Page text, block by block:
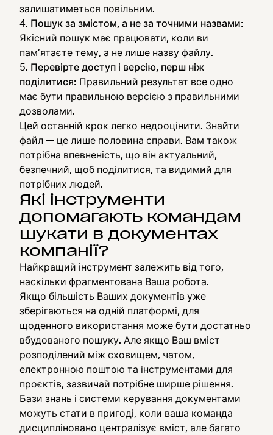
залишатиметься повільним.
Пошук за змістом, а не за точними назвами:
Якісний пошук має працювати, коли ви
пам’ятаєте тему, а не лише назву файлу.
Перевірте доступ і версію, перш ніж
поділитися: Правильний результат все одно
має бути правильною версією з правильними
дозволами.
Цей останній крок легко недооцінити. Знайти
файл — це лише половина справи. Вам також
потрібна впевненість, що він актуальний,
безпечний, щоб поділитися, та видимий для
потрібних людей.
Які інструменти
допомагають командам
шукати в документах
компанії?
Найкращий інструмент залежить від того,
наскільки фрагментована Ваша робота.
Якщо більшість Ваших документів уже
зберігаються на одній платформі, для
щоденного використання може бути достатньо
вбудованого пошуку. Але якщо Ваш вміст
розподілений між сховищем, чатом,
електронною поштою та інструментами для
проєктів, зазвичай потрібне ширше рішення.
Бази знань і системи керування документами
можуть стати в пригоді, коли ваша команда
дисципліновано централізує вміст, але багато